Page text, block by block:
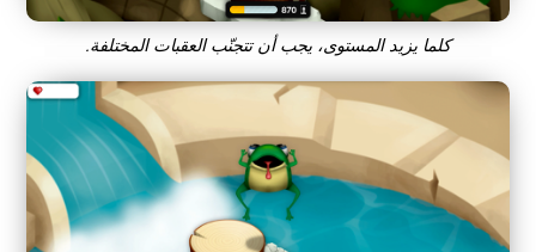
كلما يزيد المستوى، يجب أن تتجنّب العقبات المختلفة.